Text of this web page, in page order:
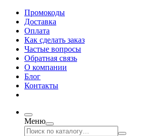
Промокоды
Доставка
Оплата
Как сделать заказ
Частые вопросы
Обратная связь
О компании
Блог
Контакты
Меню